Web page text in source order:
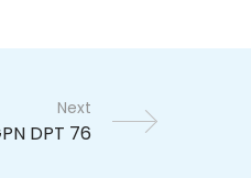
Next